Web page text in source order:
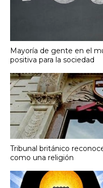
Mayoría de gente en el
positiva para la sociedad
Tribunal británico
como una religión